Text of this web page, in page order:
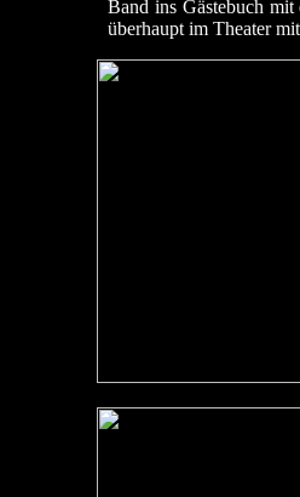
Band ins Gästebuch mit
überhaupt im Theater